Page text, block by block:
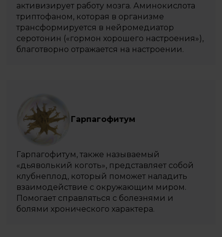
активизирует работу мозга. Аминокислота
триптофаном, которая в организме
трансформируется в нейромедиатор
серотонин («гормон хорошего настроения»),
благотворно отражается на настроении.
Гарпагофитум
Гарпагофитум, также называемый
«дьяволький коготь», представляет собой
клубнеплод, который поможет наладить
взаимодействие с окружающим миром.
Помогает справляться с болезнями и
болями хронического характера.